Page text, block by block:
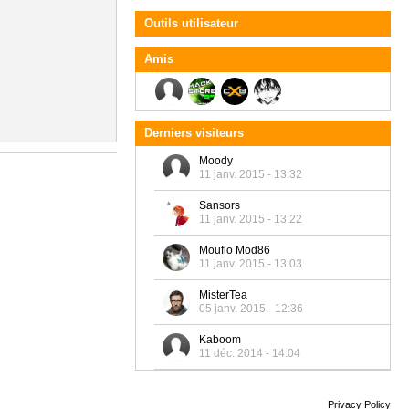
Outils utilisateur
Amis
Derniers visiteurs
Moody
11 janv. 2015 - 13:32
Sansors
11 janv. 2015 - 13:22
Mouflo Mod86
11 janv. 2015 - 13:03
MisterTea
05 janv. 2015 - 12:36
Kaboom
11 déc. 2014 - 14:04
Privacy Policy